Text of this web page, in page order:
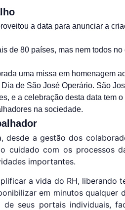
a data para anunciar a
de 80 países, mas nem todos no
uma missa em homenagem
de São José Operário. São
e a celebração desta data tem
na sociedade.
desde a gestão dos
cuidado com os processos
importantes.
a vida do RH, liberando
em minutos qualquer
seus portais individuais,